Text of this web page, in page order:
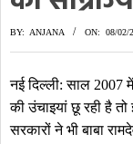
BY: ANJANA ON: 08/02/
नई दिल्ली: साल
की उंचाइयां छू रही है
सरकारों ने भी बाबा